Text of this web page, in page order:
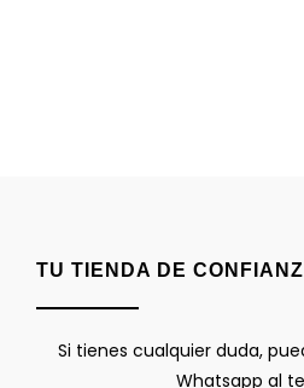
TU TIENDA DE
Si tienes cualquier duda,
Whatsapp al